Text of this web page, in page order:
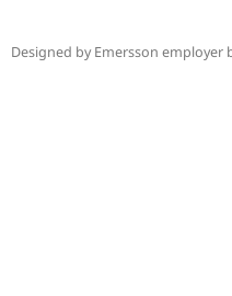
Designed byEmersson employer